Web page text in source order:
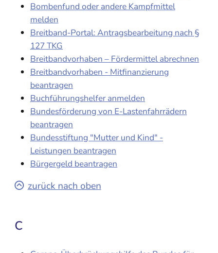
Bombenfund oder andere Kampfmittel
melden
Breitband-Portal: Antragsbearbeitung nach §
127 TKG
Breitbandvorhaben – Fördermittel abrechnen
Breitbandvorhaben - Mitfinanzierung
beantragen
Buchführungshelfer anmelden
Bundesförderung von E-Lastenfahrrädern
beantragen
Bundesstiftung "Mutter und Kind" -
Leistungen beantragen
Bürgergeld beantragen
zurück nach oben
C